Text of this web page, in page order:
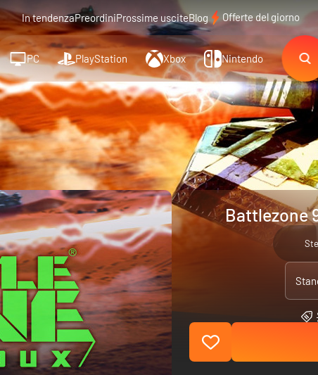
In tendenzaPreordiniProssime usciteBlog Offerte del giorno
PC PlayStation Xbox Nintendo
Battlezone